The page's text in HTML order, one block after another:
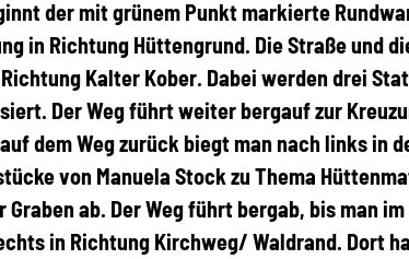
der mit grünem Punkt markierte
in Richtung Hüttengrund. Die Straße und
Kalter Kober. Dabei werden drei
Der Weg führt weiter bergauf zur
dem Weg zurück biegt man nach links in
von Manuela Stock zu Thema
ab. Der Weg führt bergab, bis man
in Richtung Kirchweg/ Waldrand. Dort